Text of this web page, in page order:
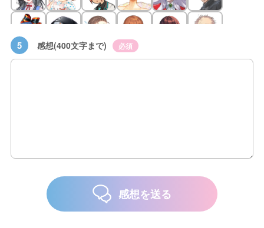
5 感想(400文字まで) 必須
感想を送る